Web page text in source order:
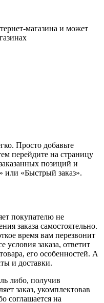
магазина и может
Просто добавьте
перейдите на страницу
позиций и
или «Быстрый заказ».
покупателю не
заказа самостоятельно.
время вам перезвонит
условия заказа, ответит
его особенностей. А
и доставки.
либо, получив
заказ, укомплектовав
соглашается на